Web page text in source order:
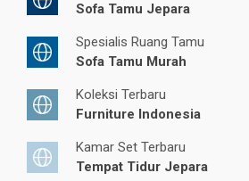
Sofa Tamu Jepara
Spesialis Ruang Tamu
Sofa Tamu Murah
Koleksi Terbaru
Furniture Indonesia
Kamar Set Terbaru
Tempat Tidur Jepara